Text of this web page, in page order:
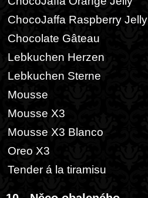
ChocoJaffa Raspberry Jelly
Chocolate Gâteau
Lebkuchen Herzen
Lebkuchen Sterne
Mousse
Mousse X3
Mousse X3 Blanco
Oreo X3
Tender á la tiramisu